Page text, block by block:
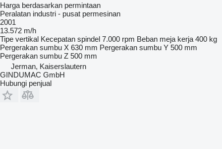
Harga berdasarkan permintaan
Peralatan industri - pusat permesinan
2001
13.572 m/h
Tipe vertikal Kecepatan spindel 7.000 rpm Beban meja kerja 400 kg
Pergerakan sumbu X 630 mm Pergerakan sumbu Y 500 mm
Pergerakan sumbu Z 500 mm
Jerman, Kaiserslautern
GINDUMAC GmbH
Hubungi penjual